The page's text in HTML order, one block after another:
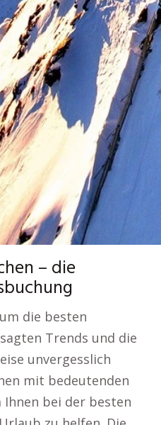
– die
die besten
Trends und die
unvergesslich
mit bedeutenden
Ihnen bei der besten